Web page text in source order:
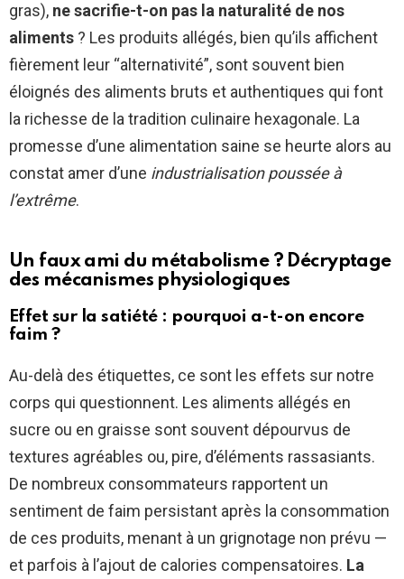
gras), ne sacrifie-t-on pas la naturalité de nos
aliments ? Les produits allégés, bien qu’ils affichent
fièrement leur “alternativité”, sont souvent bien
éloignés des aliments bruts et authentiques qui font
la richesse de la tradition culinaire hexagonale. La
promesse d’une alimentation saine se heurte alors au
constat amer d’une industrialisation poussée à
l’extrême.
Un faux ami du métabolisme ? Décryptage
des mécanismes physiologiques
Effet sur la satiété : pourquoi a-t-on encore
faim ?
Au-delà des étiquettes, ce sont les effets sur notre
corps qui questionnent. Les aliments allégés en
sucre ou en graisse sont souvent dépourvus de
textures agréables ou, pire, d’éléments rassasiants.
De nombreux consommateurs rapportent un
sentiment de faim persistant après la consommation
de ces produits, menant à un grignotage non prévu —
et parfois à l’ajout de calories compensatoires. La